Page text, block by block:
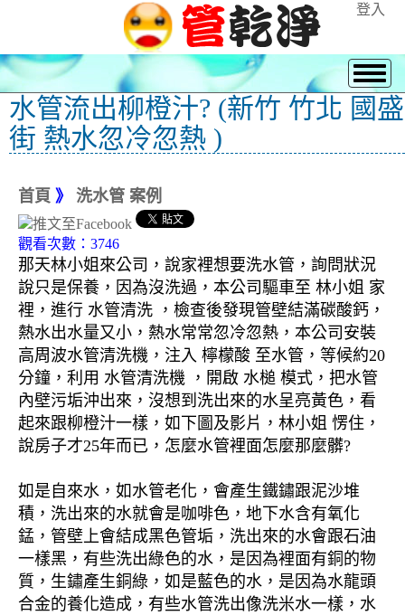
登入
水管流出柳橙汁? (新竹 竹北 國盛
街 熱水忽冷忽熱 )
首頁 》 洗水管 案例
觀看次數：3746
那天林小姐來公司，說家裡想要洗水管，詢問狀況
說只是保養，因為沒洗過，本公司驅車至 林小姐 家
裡，進行 水管清洗 ，檢查後發現管壁結滿碳酸鈣，
熱水出水量又小，熱水常常忽冷忽熱，本公司安裝
高周波水管清洗機，注入 檸檬酸 至水管，等候約20
分鐘，利用 水管清洗機 ，開啟 水槌 模式，把水管
內壁污垢沖出來，沒想到洗出來的水呈亮黃色，看
起來跟柳橙汁一樣，如下圖及影片，林小姐 愣住，
說房子才25年而已，怎麼水管裡面怎麼那麼髒?
如是自來水，如水管老化，會產生鐵鏽跟泥沙堆
積，洗出來的水就會是咖啡色，地下水含有氧化
錳，管壁上會結成黑色管垢，洗出來的水會跟石油
一樣黑，有些洗出綠色的水，是因為裡面有銅的物
質，生鏽產生銅綠，如是藍色的水，是因為水龍頭
合金的養化造成，有些水管洗出像洗米水一樣，水